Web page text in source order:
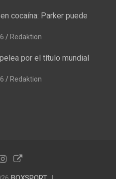
cocaína: Parker puede
Redaktion
por el título mundial
Redaktion